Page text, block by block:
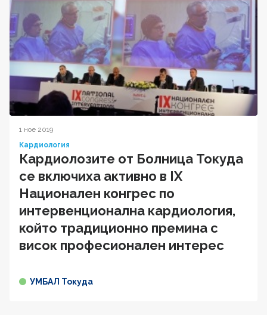
1 ное 2019
Кардиология
Кардиолозите от Болница Токуда
се включиха активно в IX
Национален конгрес по
интервенционална кардиология,
който традиционно премина с
висок професионален интерес
УМБАЛ Токуда